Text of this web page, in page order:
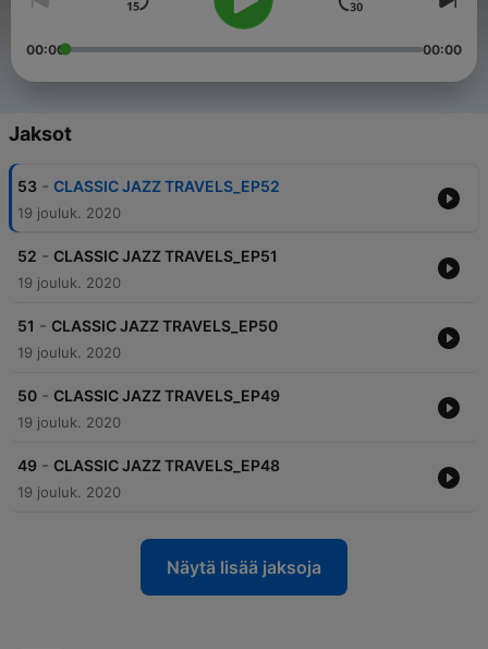
00:00 00:00
Jaksot
53 - CLASSIC JAZZ TRAVELS_EP52
19 jouluk. 2020
52 - CLASSIC JAZZ TRAVELS_EP51
19 jouluk. 2020
51 - CLASSIC JAZZ TRAVELS_EP50
19 jouluk. 2020
50 - CLASSIC JAZZ TRAVELS_EP49
19 jouluk. 2020
49 - CLASSIC JAZZ TRAVELS_EP48
19 jouluk. 2020
Näytä lisää jaksoja